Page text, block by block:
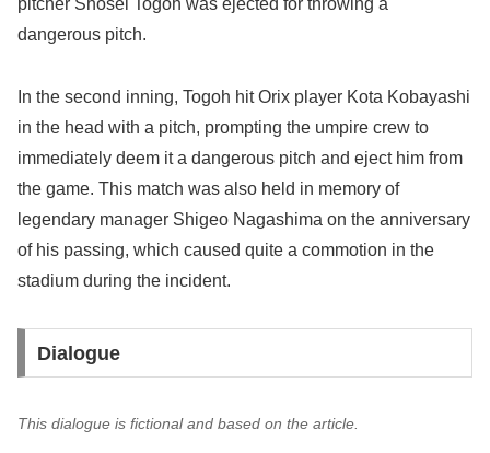
pitcher Shosei Togoh was ejected for throwing a
dangerous pitch.
In the second inning, Togoh hit Orix player Kota Kobayashi
in the head with a pitch, prompting the umpire crew to
immediately deem it a dangerous pitch and eject him from
the game. This match was also held in memory of
legendary manager Shigeo Nagashima on the anniversary
of his passing, which caused quite a commotion in the
stadium during the incident.
Dialogue
This dialogue is fictional and based on the article.